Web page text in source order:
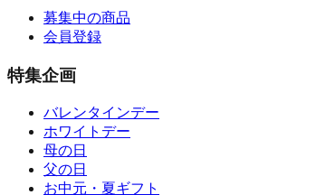
募集中の商品
会員登録
特集企画
バレンタインデー
ホワイトデー
母の日
父の日
お中元・夏ギフト